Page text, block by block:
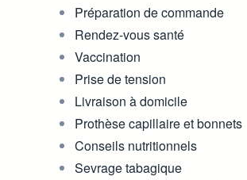
Préparation de commande
Rendez-vous santé
Vaccination
Prise de tension
Livraison à domicile
Prothèse capillaire et bonnets
Conseils nutritionnels
Sevrage tabagique